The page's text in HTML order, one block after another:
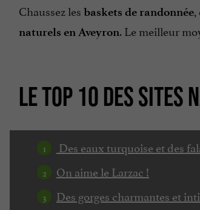
Chaussez les baskets de randonnée,
naturels en Aveyron. Le meilleur
LE TOP 10 DES SITES
Des eaux turquoise et des
On aime le Larzac !
Des gorges charmantes et